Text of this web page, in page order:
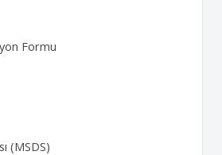
Formu
(MSDS)